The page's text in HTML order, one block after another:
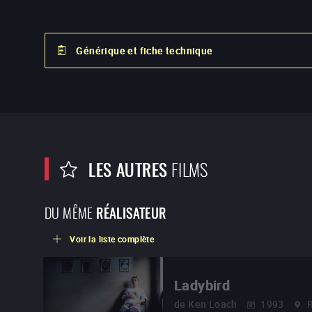
Générique et fiche technique
LES AUTRESFILMS
DU MÊMERÉALISATEUR
Voir la liste complète
Ladybird
de Ken Loach 1993